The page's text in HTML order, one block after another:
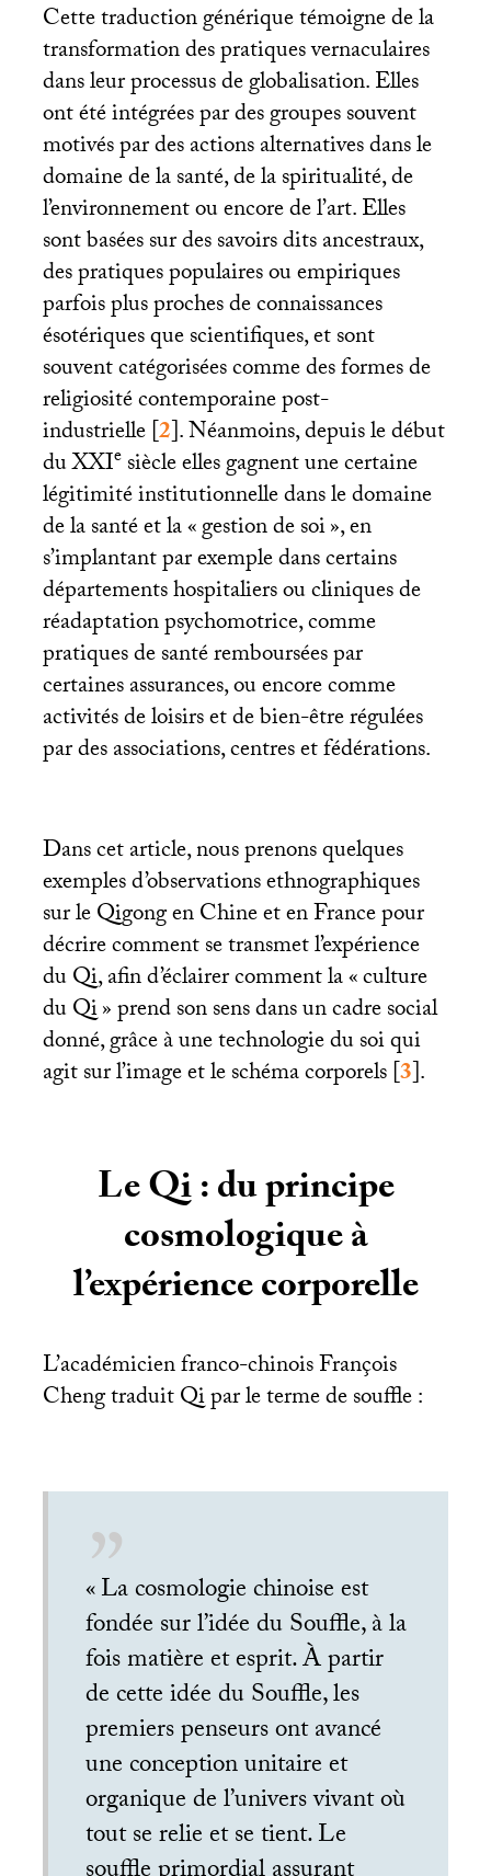
Cette traduction générique témoigne de la
transformation des pratiques vernaculaires
dans leur processus de globalisation. Elles
ont été intégrées par des groupes souvent
motivés par des actions alternatives dans le
domaine de la santé, de la spiritualité, de
l’environnement ou encore de l’art. Elles
sont basées sur des savoirs dits ancestraux,
des pratiques populaires ou empiriques
parfois plus proches de connaissances
ésotériques que scientifiques, et sont
souvent catégorisées comme des formes de
religiosité contemporaine post-
industrielle[2]. Néanmoins, depuis le début
duXXIesiècle elles gagnent une certaine
légitimité institutionnelle dans le domaine
de la santé et la «gestion de soi», en
s’implantant par exemple dans certains
départements hospitaliers ou cliniques de
réadaptation psychomotrice, comme
pratiques de santé remboursées par
certaines assurances, ou encore comme
activités de loisirs et de bien-être régulées
par des associations, centres et fédérations.
Dans cet article, nous prenons quelques
exemples d’observations ethnographiques
sur le Qigong en Chine et en France pour
décrire comment se transmet l’expérience
du Qi, afin d’éclairer comment la «culture
du Qi» prend son sens dans un cadre social
donné, grâce à une technologie du soi qui
agit sur l’image et le schéma corporels[3].
Le Qi : du principe
cosmologique à
l’expérience corporelle
L’académicien franco-chinois François
Cheng traduit Qi par le terme de souffle :
«La cosmologie chinoise est
fondée sur l’idée du Souffle, à la
fois matière et esprit. À partir
de cette idée du Souffle, les
premiers penseurs ont avancé
une conception unitaire et
organique de l’univers vivant où
tout se relie et se tient. Le